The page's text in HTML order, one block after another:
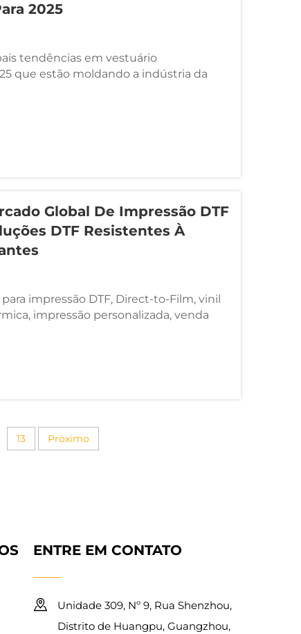
2025
tendências em vestuário
que estão moldando a indústria da
Saiba mais sobre tecidos sustentáveis,
roupas com tecnologia
Global De Impressão DTF
DTF Resistentes À
impressão DTF, Direct-to-Film, vinil
impressão personalizada, venda
Geral do Mercado Global de
com a Grand View Research, o
13 Próximo
ENTRE EM CONTATO
Unidade 309, Nº 9, Rua Shenzhou,
Distrito de Huangpu, Guangzhou,